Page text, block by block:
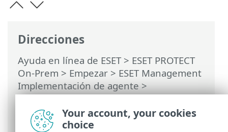
Direcciones
Ayuda en línea de ESET> ESET PROTECT
On-Prem > Empezar > ESET Management
Implementación de agente>
Implementación local> Crear instalador
de scripts del agente—
Windows/Linux/macOS
Your account, your cookies
choice